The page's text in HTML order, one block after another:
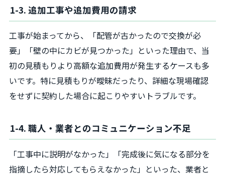
1-3. 追加工事や追加費用の請求
工事が始まってから、「配管が古かったので交換が必
要」「壁の中にカビが見つかった」といった理由で、当
初の見積もりより高額な追加費用が発生するケースも多
いです。特に見積もりが曖昧だったり、詳細な現場確認
をせずに契約した場合に起こりやすいトラブルです。
1-4. 職人・業者とのコミュニケーション不足
「工事中に説明がなかった」「完成後に気になる部分を
指摘したら対応してもらえなかった」といった、業者と